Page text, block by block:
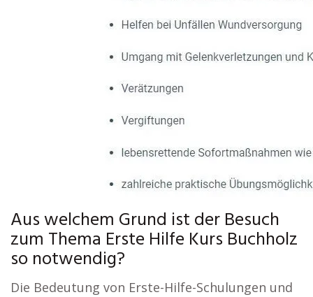
Aus welchem Grund ist der Besuch
zum Thema Erste Hilfe Kurs Buchholz
so notwendig?
Die Bedeutung von Erste-Hilfe-Schulungen und